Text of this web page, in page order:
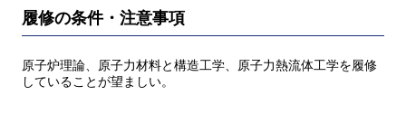
履修の条件・注意事項
原子炉理論、原子力材料と構造工学、原子力熱流体工学を履修
していることが望ましい。